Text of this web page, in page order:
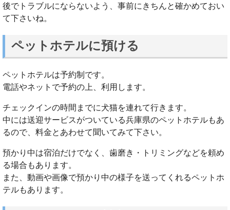
後でトラブルにならないよう、事前にきちんと確かめておい
て下さいね。
ペットホテルに預ける
ペットホテルは予約制です。
電話やネットで予約の上、利用します。
チェックインの時間までに犬猫を連れて行きます。
中には送迎サービスがついている兵庫県のペットホテルもあ
るので、料金とあわせて聞いてみて下さい。
預かり中は宿泊だけでなく、歯磨き・トリミングなどを頼め
る場合もあります。
また、動画や画像で預かり中の様子を送ってくれるペットホ
テルもあります。